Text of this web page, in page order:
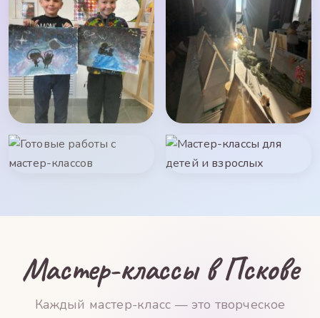
Мастер-классы в Пскове
Каждый мастер-класс — это творческое